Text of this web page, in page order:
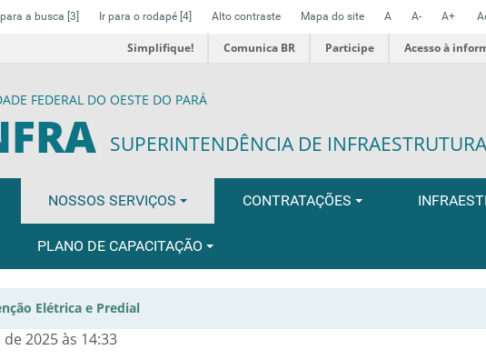
para a busca [3] Ir para o rodapé [4] Alto contraste Mapa do site A A- A+
Simplifique! Comunica BR Participe Acesso à
FEDERAL DO OESTE DO PARÁ
SUPERINTENDÊNCIA DE INFRAESTRUTURA
NOSSOS SERVIÇOS CONTRATAÇÕES
PLANO DE CAPACITAÇÃO
Elétrica e Predial
2025 às 14:33